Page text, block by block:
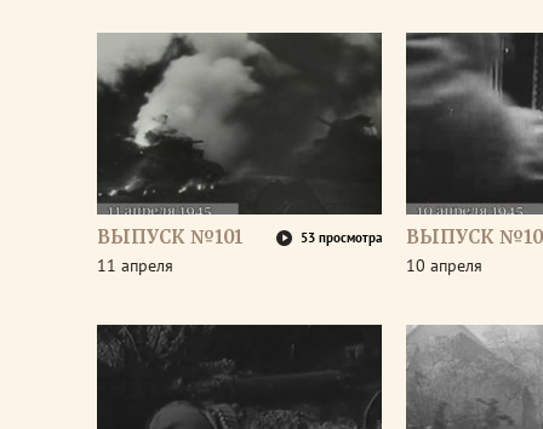
ВЫПУСК №101 53 просмотра
11 апреля
ВЫПУСК
10 апреля